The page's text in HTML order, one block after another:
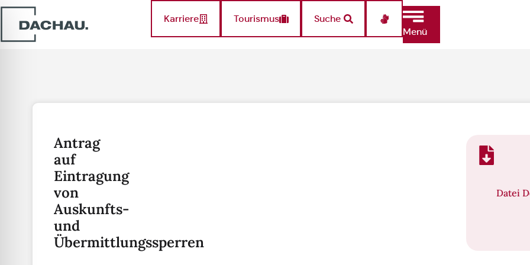
Karriere Tourismus
Suche
Menü
Antrag
auf
Eintragung
von
Auskunfts-
und
Übermittlungssperren
Datei